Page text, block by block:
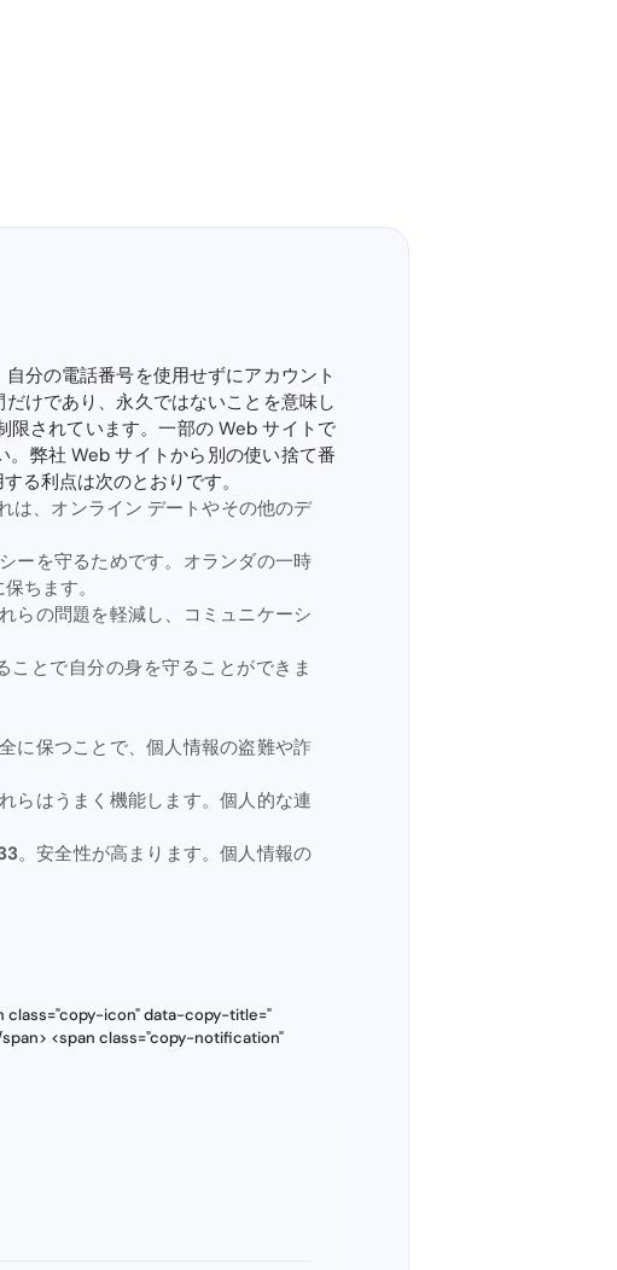
分の電話番号を使用せずにアカウント
けであり、永久ではないことを意味し
限されています。一部の Web サイトで
弊社 Web サイトから別の使い捨て番
る利点は次のとおりです。
は、オンライン デートやその他のデ
ーを守るためです。オランダの一時
ちます。
らの問題を軽減し、コミュニケーシ
とで自分の身を守ることができま
に保つことで、個人情報の盗難や詐
らはうまく機能します。個人的な連
。安全性が高まります。個人情報の
class="copy-icon" data-copy-title="
span> <span class="copy-notification"